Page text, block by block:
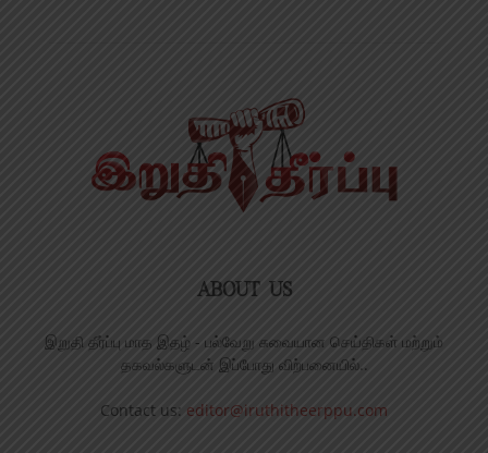
ABOUT US
இறுதி தீர்ப்பு மாத இதழ் - பல்வேறு சுவையான செய்திகள் மற்றும்
தகவல்களுடன் இப்போது விற்பனையில்..
Contact us: editor@iruthitheerppu.com